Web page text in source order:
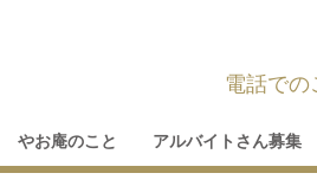
電話での
やお庵のこと アルバイトさん募集